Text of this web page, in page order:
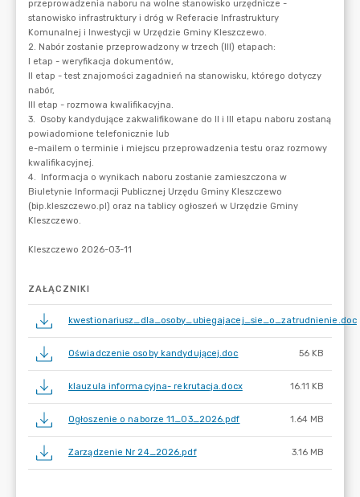
ZAŁĄCZNIKI
kwestionariusz_dla_osoby_ubiegajacej_sie_o_zatrudnienie.doc
Oświadczenie osoby kandydującej.doc 56 KB
klauzula informacyjna- rekrutacja.docx 16.11 KB
Ogłoszenie o naborze 11_03_2026.pdf 1.64 MB
Zarządzenie Nr 24_2026.pdf 3.16 MB